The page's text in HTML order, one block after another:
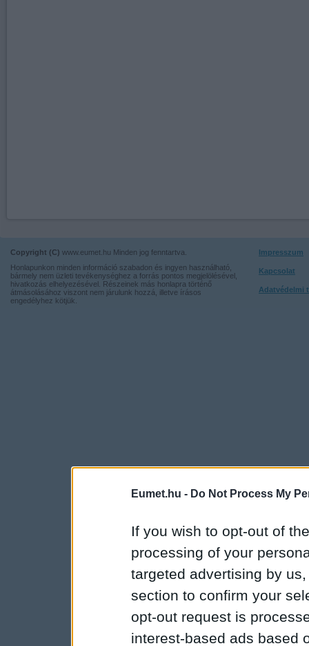
Eumet.hu - Do Not Process My
If you wish to opt-out of
processing of your
targeted advertising by
section to confirm your
opt-out request is
interest-based ads based
Copyright (C) www.eumet.hu Minden jog fenntartva.
Honlapunkon minden információ szabadon és ingyen használható,
bármely nem üzleti tevékenységhez a forrás pontos megjelölésével,
hivatkozás elhelyezésével. Részeinek más honlapra történő
átmásolásához viszont nem járulunk hozzá, illetve írásos
engedélyhez kötjük.
Impresszum
Kapcsolat
Adatvédelmi